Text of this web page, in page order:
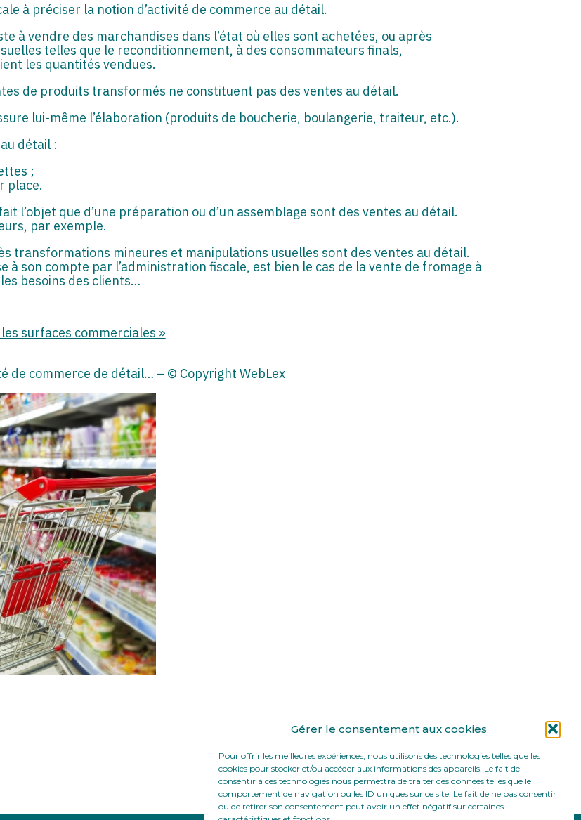
Gérer le consentement aux cookies
Pour offrir les meilleures expériences, nous utilisons des technologies telles que les
cookies pour stocker et/ou accéder aux informations des appareils. Le fait de
consentir à ces technologies nous permettra de traiter des données telles que le
comportement de navigation ou les ID uniques sur ce site. Le fait de ne pas consentir
ou de retirer son consentement peut avoir un effet négatif sur certaines
à préciser la notion d’activité de commerce au détail.
à vendre des marchandises dans l’état où elles sont achetées, ou après
telles que le reconditionnement, à des consommateurs finals,
les quantités vendues.
de produits transformés ne constituent pas des ventes au détail.
lui-même l’élaboration (produits de boucherie, boulangerie, traiteur, etc.).
détail :
;
place.
l’objet que d’une préparation ou d’un assemblage sont des ventes au détail.
par exemple.
transformations mineures et manipulations usuelles sont des ventes au détail.
à son compte par l’administration fiscale, est bien le cas de la vente de fromage à
besoins des clients…
surfaces commerciales »
de commerce de détail… – © Copyright WebLex